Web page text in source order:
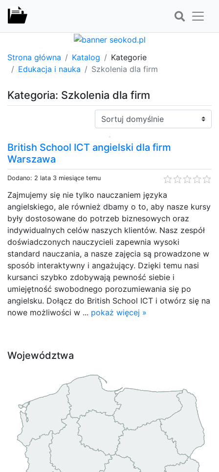
Strona główna Katalog
Kategorie
Edukacja i nauka
Szkolenia dla firm
Kategoria: Szkolenia dla firm
Sortuj:
British School ICT angielski dla firm
Warszawa
Dodano: 2 lata 3 miesiące temu
Zajmujemy się nie tylko nauczaniem języka
angielskiego, ale również dbamy o to, aby nasze kursy
były dostosowane do potrzeb biznesowych oraz
indywidualnych celów naszych klientów. Nasz zespół
doświadczonych nauczycieli zapewnia wysoki
standard nauczania, a nasze zajęcia są prowadzone w
sposób interaktywny i angażujący. Dzięki temu nasi
kursanci szybko zdobywają pewność siebie i
umiejętność swobodnego porozumiewania się po
angielsku. Dołącz do British School ICT i otwórz się na
nowe możliwości w ... pokaż więcej »
Województwa